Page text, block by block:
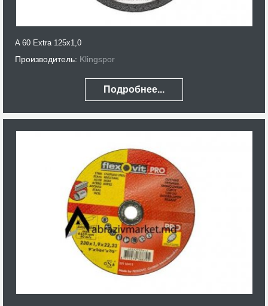
A 60 Extra 125x1,0
Производитель: Klingspor
Подробнее...